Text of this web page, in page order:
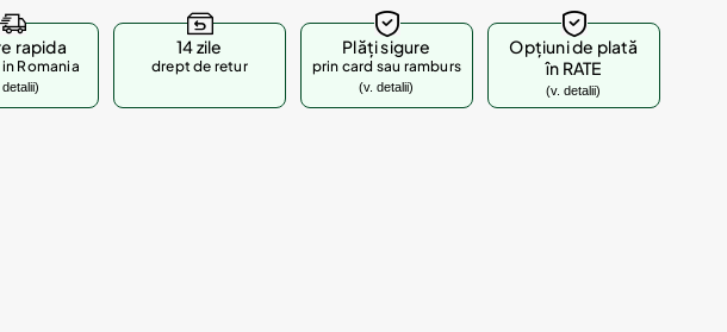
rapida
Romania
14 zile
drept de retur
Plăți sigure
prin card sau ramburs
(v. detalii)
Opțiuni de plată
în RATE
(v. detalii)